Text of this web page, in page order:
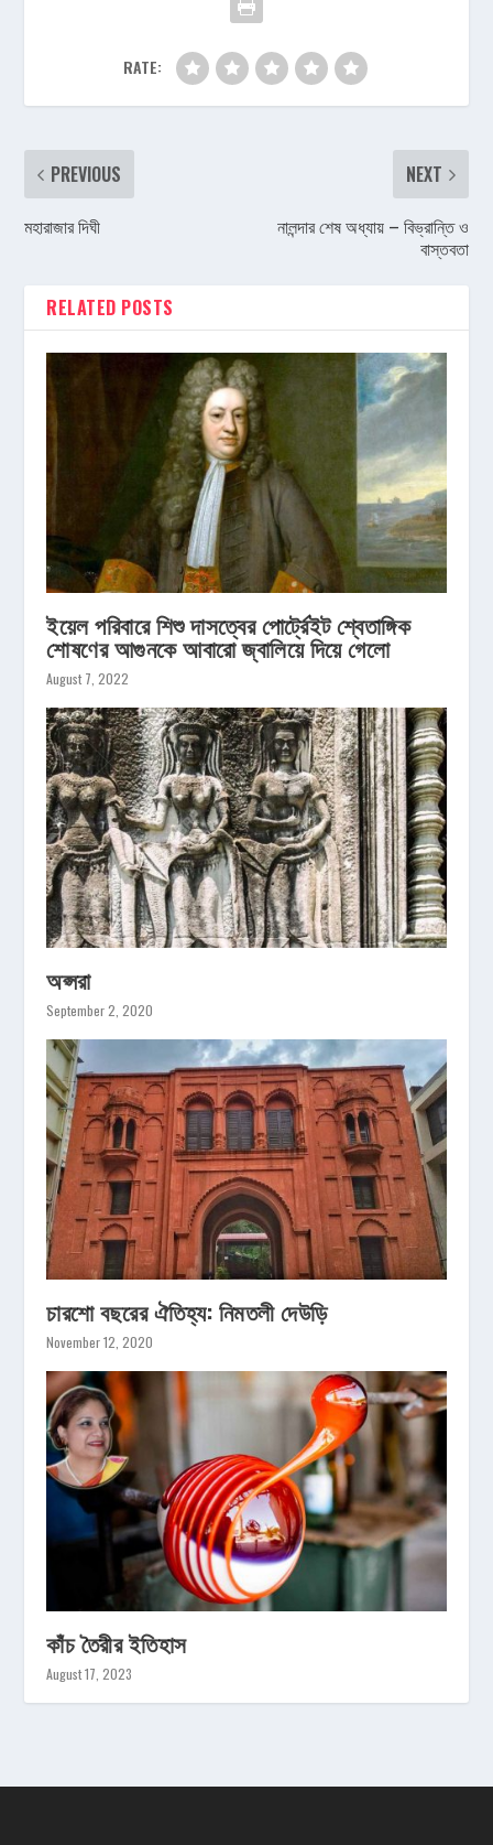
RATE:
PREVIOUS
মহারাজার দিঘী
NEXT
নালন্দার শেষ অধ্যায় – বিভ্রান্তি ও
বাস্তবতা
RELATED POSTS
ইয়েল পরিবারে শিশু দাসত্বের পোর্ট্রেইট শ্বেতাঙ্গিক
শোষণের আগুনকে আবারো জ্বালিয়ে দিয়ে গেলো
August 7, 2022
অপ্সরা
September 2, 2020
চারশো বছরের ঐতিহ্য: নিমতলী দেউড়ি
November 12, 2020
কাঁচ তৈরীর ইতিহাস
August 17, 2023